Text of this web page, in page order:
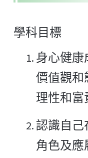
學科目標
身心健康
價值觀和
理性和富
認識自己
角色及應